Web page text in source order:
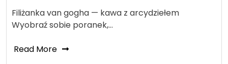
Filiżanka van gogha — kawa z arcydziełem
Wyobraź sobie poranek,…
Read More